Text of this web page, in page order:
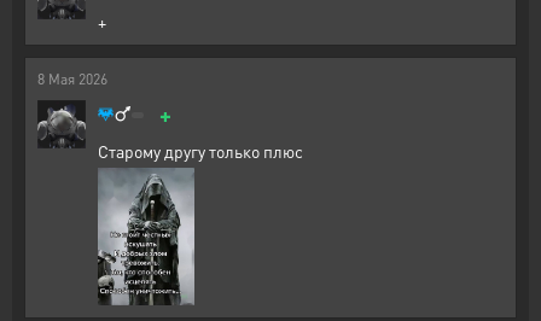
+
8 Мая 2026
+
Старому другу только плюс